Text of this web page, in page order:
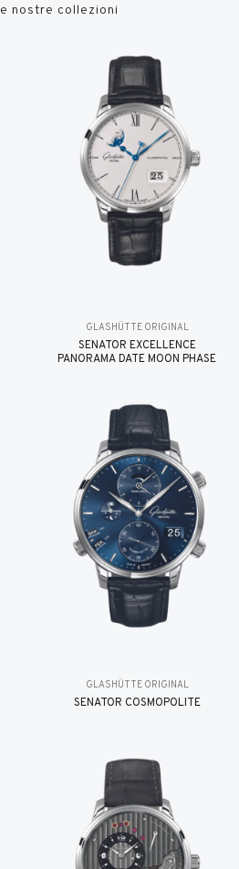
nostre collezioni
GLASHÜTTE ORIGINAL
SENATOR EXCELLENCE
PANORAMA DATE MOON PHASE
GLASHÜTTE ORIGINAL
SENATOR COSMOPOLITE